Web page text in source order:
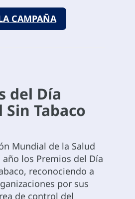
CAMPAÑA
del Día
Tabaco
Mundial de la Salud
año los Premios del Día
reconociendo a
por sus
de control del